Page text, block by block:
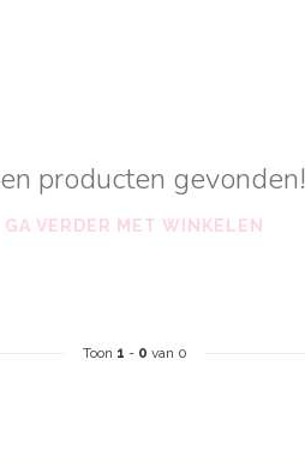
producten gevonden!
GA VERDER MET WINKELEN
Toon 1 - 0 van 0